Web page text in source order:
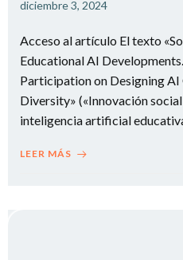
diciembre 3, 2024
Acceso al artículo El texto
Educational AI
Participation on Designing
Diversity» («Innovación
inteligencia artificial
LEER MÁS